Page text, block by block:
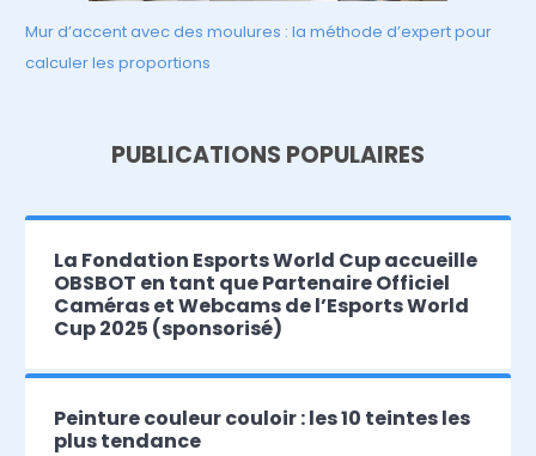
Mur d’accent avec des moulures : la méthode d’expert pour
calculer les proportions
PUBLICATIONS POPULAIRES
La Fondation Esports World Cup accueille
OBSBOT en tant que Partenaire Officiel
Caméras et Webcams de l’Esports World
Cup 2025 (sponsorisé)
Peinture couleur couloir : les 10 teintes les
plus tendance